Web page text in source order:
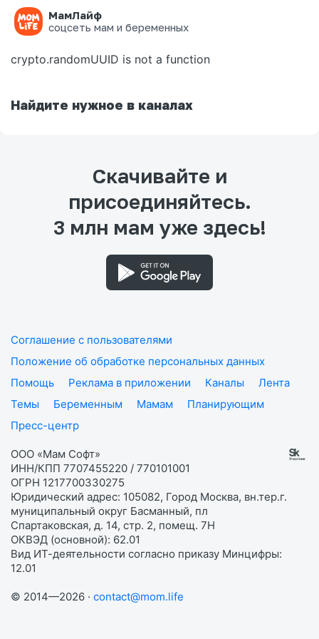
МамЛайф
соцсеть мам и беременных
Ошибка на странице
crypto.randomUUID is not a function
Найдите нужное в каналах
Скачивайте и
присоединяйтесь.
3 млн мам уже здесь!
Соглашение с пользователями
Положение об обработке персональных данных
Помощь
Реклама в приложении Каналы
Лента
Темы
Беременным Мамам
Планирующим
Пресс-центр
ООО «Мам Софт»
ИНН/КПП 7707455220 / 770101001
ОГРН 1217700330275
Юридический адрес: 105082, Город Москва, вн.тер.г.
муниципальный округ Басманный, пл
Спартаковская, д. 14, стр. 2, помещ. 7Н
ОКВЭД (основной): 62.01
Вид ИТ-деятельности согласно приказу Минцифры:
12.01
© 2014—2026 · contact@mom.life